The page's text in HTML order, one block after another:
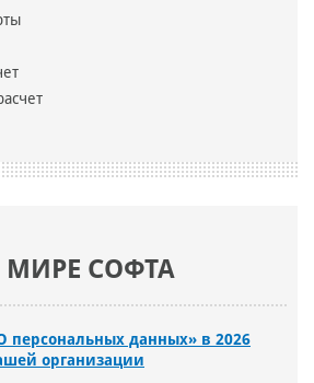
МИРЕ СОФТА
персональных данных» в 2026
организации